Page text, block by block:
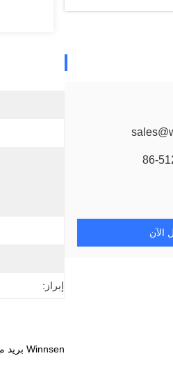
86-
الآن
إبراز:
Winnsen بريد مع رمز دبوس مقاوم للماء الخزانة الذاتية لالتقاط الشاشة اللمسية التسليم الرقمي الطرد الخزانة الذكية القفل الذكي